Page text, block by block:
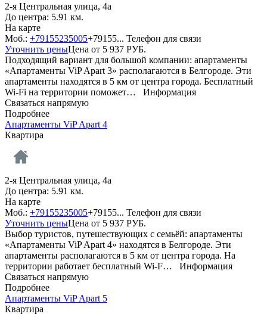
2-я Центральная улица, 4а
До центра: 5.91 км.
На карте
Моб.: +79155235005+79155... Телефон для связи
Уточнить ценыЦена от 5 937 РУБ.
Подходящий вариант для большой компании: апартаменты
«Апартаменты ViP Apart 3» располагаются в Белгороде. Эти
апартаменты находятся в 5 км от центра города. Бесплатный
Wi-Fi на территории поможет… Информация
Связаться напрямую
Подробнее
Апартаменты ViP Apart 4
Квартира
2-я Центральная улица, 4а
До центра: 5.91 км.
На карте
Моб.: +79155235005+79155... Телефон для связи
Уточнить ценыЦена от 5 937 РУБ.
Выбор туристов, путешествующих с семьёй: апартаменты
«Апартаменты ViP Apart 4» находятся в Белгороде. Эти
апартаменты располагаются в 5 км от центра города. На
территории работает бесплатный Wi-F… Информация
Связаться напрямую
Подробнее
Апартаменты ViP Apart 5
Квартира